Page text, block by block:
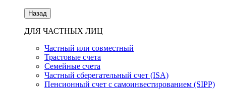
Назад
ДЛЯ ЧАСТНЫХ ЛИЦ
Частный или совместный
Трастовые счета
Семейные счета
Частный сберегательный счет (ISA)
Пенсионный счет с самоинвестированием (SIPP)